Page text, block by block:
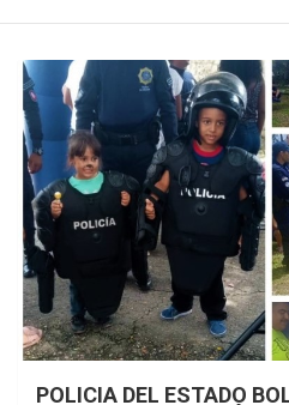
POLICIA DEL ESTADO